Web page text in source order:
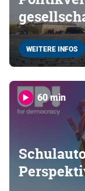
WEITERE INFOS
60 min